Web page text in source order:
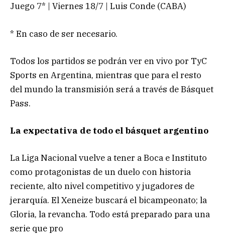
Juego 7* | Viernes 18/7 | Luis Conde (CABA)
* En caso de ser necesario.
Todos los partidos se podrán ver en vivo por TyC
Sports en Argentina, mientras que para el resto
del mundo la transmisión será a través de Básquet
Pass.
La expectativa de todo el básquet argentino
La Liga Nacional vuelve a tener a Boca e Instituto
como protagonistas de un duelo con historia
reciente, alto nivel competitivo y jugadores de
jerarquía. El Xeneize buscará el bicampeonato; la
Gloria, la revancha. Todo está preparado para una
serie que pro